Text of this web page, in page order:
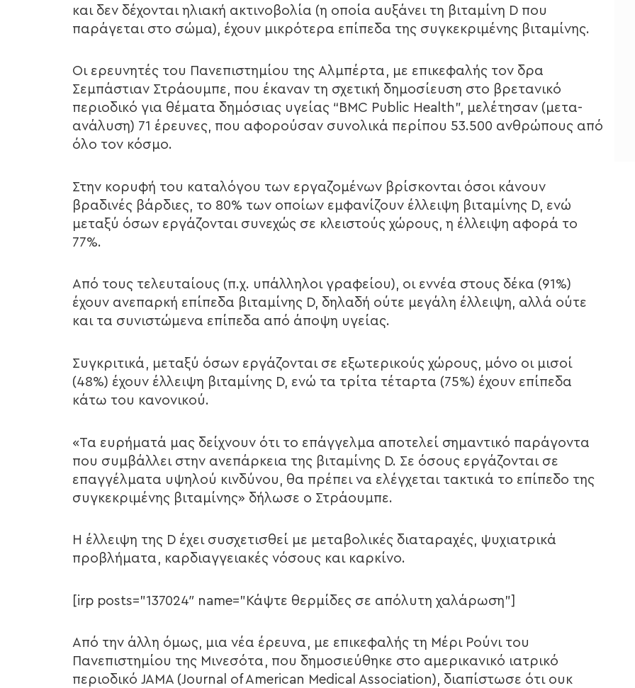
και δεν δέχονται ηλιακή ακτινοβολία (η οποία αυξάνει τη βιταμίνη D που
παράγεται στο σώμα), έχουν μικρότερα επίπεδα της συγκεκριμένης βιταμίνης.
Οι ερευνητές του Πανεπιστημίου της Αλμπέρτα, με επικεφαλής τον δρα
Σεμπάστιαν Στράουμπε, που έκαναν τη σχετική δημοσίευση στο βρετανικό
περιοδικό για θέματα δημόσιας υγείας “BMC Public Health”, μελέτησαν (μετα-
ανάλυση) 71 έρευνες, που αφορούσαν συνολικά περίπου 53.500 ανθρώπους από
όλο τον κόσμο.
Στην κορυφή του καταλόγου των εργαζομένων βρίσκονται όσοι κάνουν
βραδινές βάρδιες, το 80% των οποίων εμφανίζουν έλλειψη βιταμίνης D, ενώ
μεταξύ όσων εργάζονται συνεχώς σε κλειστούς χώρους, η έλλειψη αφορά το
77%.
Από τους τελευταίους (π.χ. υπάλληλοι γραφείου), οι εννέα στους δέκα (91%)
έχουν ανεπαρκή επίπεδα βιταμίνης D, δηλαδή ούτε μεγάλη έλλειψη, αλλά ούτε
και τα συνιστώμενα επίπεδα από άποψη υγείας.
Συγκριτικά, μεταξύ όσων εργάζονται σε εξωτερικούς χώρους, μόνο οι μισοί
(48%) έχουν έλλειψη βιταμίνης D, ενώ τα τρίτα τέταρτα (75%) έχουν επίπεδα
κάτω του κανονικού.
«Τα ευρήματά μας δείχνουν ότι το επάγγελμα αποτελεί σημαντικό παράγοντα
που συμβάλλει στην ανεπάρκεια της βιταμίνης D. Σε όσους εργάζονται σε
επαγγέλματα υψηλού κινδύνου, θα πρέπει να ελέγχεται τακτικά το επίπεδο της
συγκεκριμένης βιταμίνης» δήλωσε ο Στράουμπε.
Η έλλειψη της D έχει συσχετισθεί με μεταβολικές διαταραχές, ψυχιατρικά
προβλήματα, καρδιαγγειακές νόσους και καρκίνο.
[irp posts=”137024″ name=”Κάψτε θερμίδες σε απόλυτη χαλάρωση”]
Από την άλλη όμως, μια νέα έρευνα, με επικεφαλής τη Μέρι Ρούνι του
Πανεπιστημίου της Μινεσότα, που δημοσιεύθηκε στο αμερικανικό ιατρικό
περιοδικό JAMA (Journal of American Medical Association), διαπίστωσε ότι ουκ